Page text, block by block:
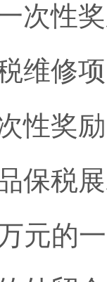
次性
维修
性奖
保税
元的